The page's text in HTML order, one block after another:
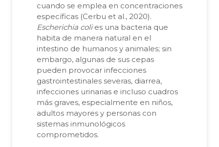
cuando se emplea en concentraciones
específicas (Cerbu et al., 2020).
Escherichia colies una bacteria que
habita de manera natural en el
intestino de humanos y animales; sin
embargo, algunas de sus cepas
pueden provocar infecciones
gastrointestinales severas, diarrea,
infecciones urinarias e incluso cuadros
más graves, especialmente en niños,
adultos mayores y personas con
sistemas inmunológicos
comprometidos.